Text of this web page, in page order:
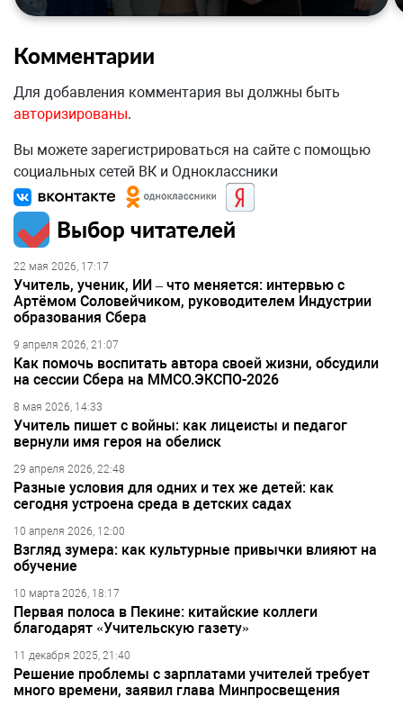
Комментарии
Для добавления комментария вы должны быть
авторизированы.
Вы можете зарегистрироваться на сайте с помощью
социальных сетей ВК и Одноклассники
Выбор читателей
22 мая 2026, 17:17
Учитель, ученик, ИИ – что меняется: интервью с
Артёмом Соловейчиком, руководителем Индустрии
образования Сбера
9 апреля 2026, 21:07
Как помочь воспитать автора своей жизни, обсудили
на сессии Сбера на ММСО.ЭКСПО-2026
8 мая 2026, 14:33
Учитель пишет с войны: как лицеисты и педагог
вернули имя героя на обелиск
29 апреля 2026, 22:48
Разные условия для одних и тех же детей: как
сегодня устроена среда в детских садах
10 апреля 2026, 12:00
Взгляд зумера: как культурные привычки влияют на
обучение
10 марта 2026, 18:17
Первая полоса в Пекине: китайские коллеги
благодарят «Учительскую газету»
11 декабря 2025, 21:40
Решение проблемы с зарплатами учителей требует
много времени, заявил глава Минпросвещения